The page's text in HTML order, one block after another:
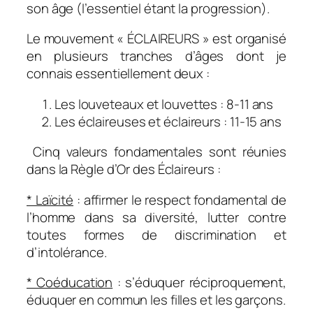
son âge (l’essentiel étant la progression).
Le mouvement « ÉCLAIREURS » est organisé
en plusieurs tranches d’âges dont je
connais essentiellement deux :
Les louveteaux et louvettes : 8-11 ans
Les éclaireuses et éclaireurs : 11-15 ans
Cinq valeurs fondamentales sont réunies
dans la Règle d’Or des Éclaireurs :
* Laïcité : affirmer le respect fondamental de
l’homme dans sa diversité, lutter contre
toutes formes de discrimination et
d’intolérance.
* Coéducation : s’éduquer réciproquement,
éduquer en commun les filles et les garçons.